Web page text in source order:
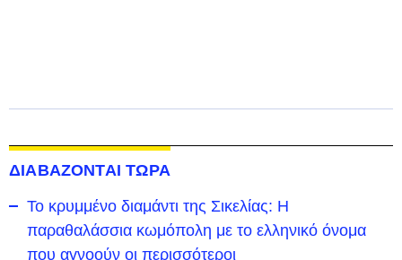
ΔΙΑΒΑΖΟΝΤΑΙ ΤΩΡΑ
Το κρυμμένο διαμάντι της Σικελίας: Η
παραθαλάσσια κωμόπολη με το ελληνικό όνομα
που αγνοούν οι περισσότεροι